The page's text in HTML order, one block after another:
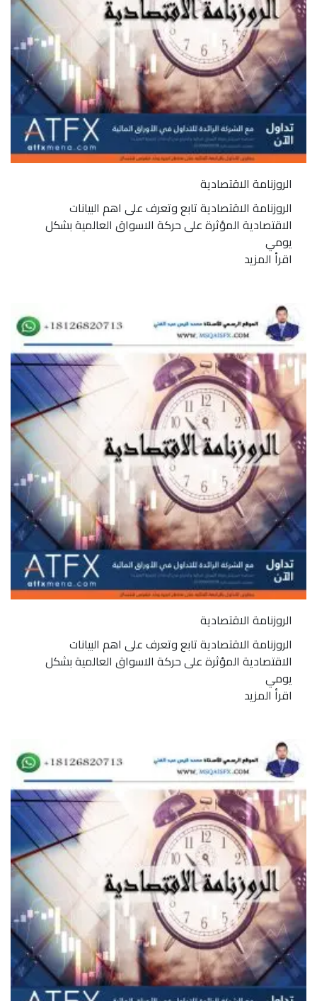
الروزنامة الاقتصادية
الروزنامة الاقتصادية تابع وتعرف على اهم البيانات
الاقتصادية المؤثرة على حركة الاسواق العالمية بشكل
يومي
اقرأ المزيد
الروزنامة الاقتصادية
الروزنامة الاقتصادية تابع وتعرف على اهم البيانات
الاقتصادية المؤثرة على حركة الاسواق العالمية بشكل
يومي
اقرأ المزيد